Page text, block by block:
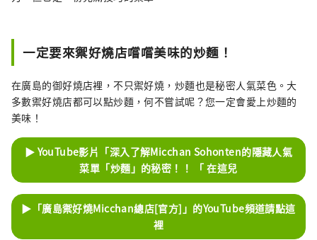
一定要來禦好燒店嚐嚐美味的炒麵！
在廣島的御好燒店裡，不只禦好燒，炒麵也是秘密人氣菜色。大
多數禦好燒店都可以點炒麵，何不嘗試呢？您一定會愛上炒麵的
美味！
▶ YouTube影片「深入了解Micchan Sohonten的隱藏人氣
菜單「炒麵」的秘密！！ 「 在這兒
▶「廣島禦好燒Micchan總店[官方]」的YouTube頻道請點這
裡